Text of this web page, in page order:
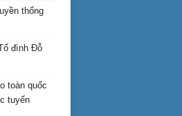
thống
đình Đỗ
toàn quốc
tuyến